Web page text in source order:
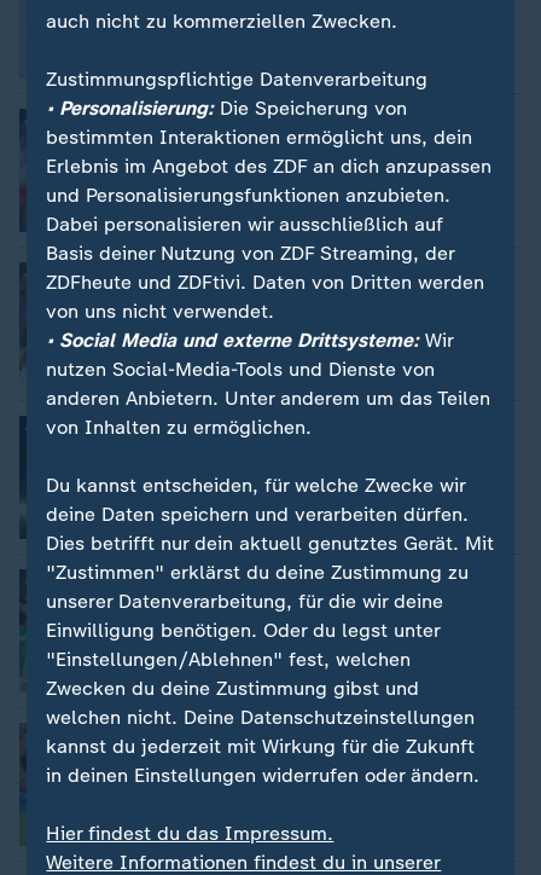
Nachrichten | Thema
Emre Can
Nachrichten | Thema
Aleksandar Pavlovic
Nachrichten | Thema
Nachrichten | Thema
Niclas Füllkrug
Pascal Groß
auch nicht zu kommerziellen Zwecken.
Zustimmungspflichtige Datenverarbeitung
• Personalisierung:Die Speicherung von
bestimmten Interaktionen ermöglicht uns, dein
Erlebnis im Angebot des ZDF an dich anzupassen
und Personalisierungsfunktionen anzubieten.
Dabei personalisieren wir ausschließlich auf
Basis deiner Nutzung von ZDF Streaming, der
ZDFheute und ZDFtivi. Daten von Dritten werden
von uns nicht verwendet.
• Social Media und externe Drittsysteme:Wir
nutzen Social-Media-Tools und Dienste von
anderen Anbietern. Unter anderem um das Teilen
von Inhalten zu ermöglichen.
Du kannst entscheiden, für welche Zwecke wir
deine Daten speichern und verarbeiten dürfen.
Dies betrifft nur dein aktuell genutztes Gerät. Mit
"Zustimmen" erklärst du deine Zustimmung zu
unserer Datenverarbeitung, für die wir deine
Einwilligung benötigen. Oder du legst unter
"Einstellungen/Ablehnen" fest, welchen
Zwecken du deine Zustimmung gibst und
welchen nicht. Deine Datenschutzeinstellungen
kannst du jederzeit mit Wirkung für die Zukunft
in deinen Einstellungen widerrufen oder ändern.
Hier findest du das Impressum.
Weitere Informationen findest du in unserer